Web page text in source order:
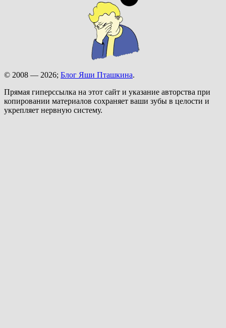
© 2008 — 2026; Блог Яши Пташкина.
Прямая гиперссылка на этот сайт и указание авторства при
копировании материалов сохраняет ваши зубы в целости и
укрепляет нервную систему.